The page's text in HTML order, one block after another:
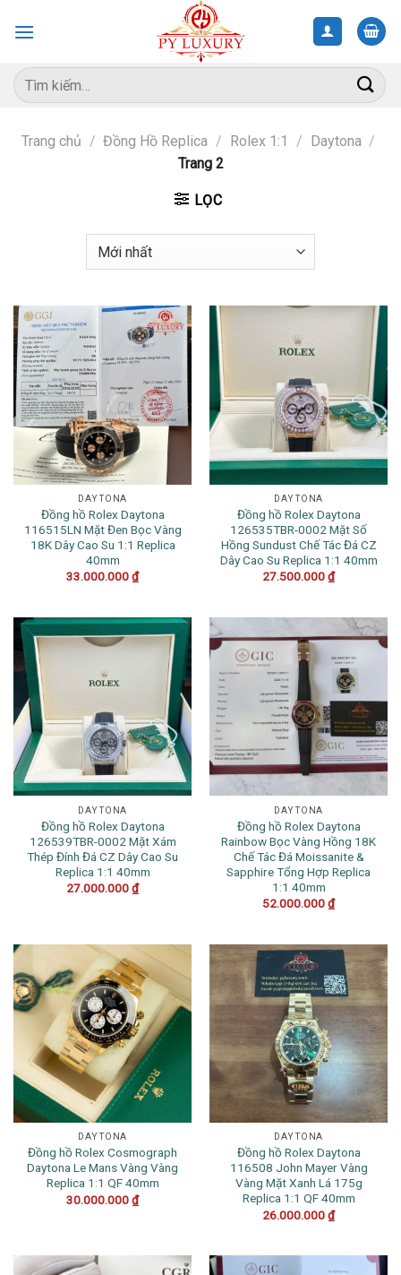
Tìm
kiếm:
Trang chủ / Đồng Hồ Replica / Rolex 1:1 / Daytona /
Trang 2
LỌC
DAYTONA
Đồng hồ Rolex Daytona
116515LN Mặt Đen Bọc Vàng
18K Dây Cao Su 1:1 Replica
40mm
33.000.000₫
DAYTONA
Đồng hồ Rolex Daytona
126535TBR-0002 Mặt Số
Hồng Sundust Chế Tác Đá CZ
Dây Cao Su Replica 1:1 40mm
27.500.000₫
DAYTONA
Đồng hồ Rolex Daytona
126539TBR-0002 Mặt Xám
Thép Đính Đá CZ Dây Cao Su
Replica 1:1 40mm
27.000.000₫
DAYTONA
Đồng hồ Rolex Daytona
Rainbow Bọc Vàng Hồng 18K
Chế Tác Đá Moissanite &
Sapphire Tổng Hợp Replica
1:1 40mm
52.000.000₫
DAYTONA
Đồng hồ Rolex Cosmograph
Daytona Le Mans Vàng Vàng
Replica 1:1 QF 40mm
30.000.000₫
DAYTONA
Đồng hồ Rolex Daytona
116508 John Mayer Vàng
Vàng Mặt Xanh Lá 175g
Replica 1:1 QF 40mm
26.000.000₫